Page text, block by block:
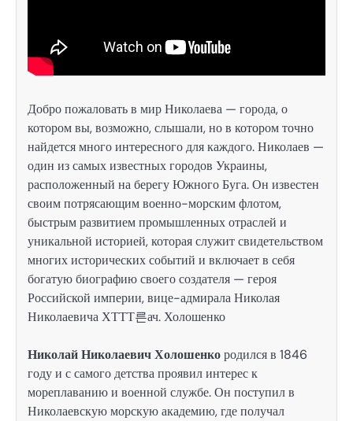
Добро пожаловать в мир Николаева — города, о
котором вы, возможно, слышали, но в котором точно
найдется много интересного для каждого. Николаев —
один из самых известных городов Украины,
расположенный на берегу Южного Буга. Он известен
своим потрясающим военно-морским флотом,
быстрым развитием промышленных отраслей и
уникальной историей, которая служит свидетельством
многих исторических событий и включает в себя
богатую биографию своего создателя — героя
Российской империи, вице-адмирала Николая
Николаевича ХТТТ른ач. Холошенко
Николай Николаевич Холошенкородился в 1846
году и с самого детства проявил интерес к
мореплаванию и военной службе. Он поступил в
Николаевскую морскую академию, где получал